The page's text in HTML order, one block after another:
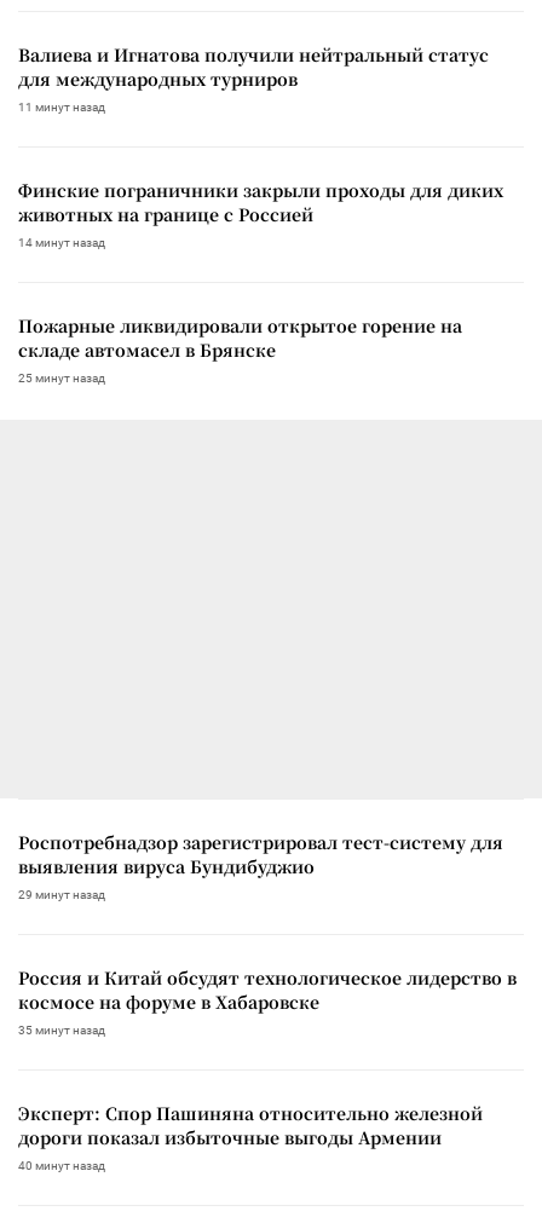
Валиева и Игнатова получили нейтральный статус
для международных турниров
11 минут назад
Финские пограничники закрыли проходы для диких
животных на границе с Россией
14 минут назад
Пожарные ликвидировали открытое горение на
складе автомасел в Брянске
25 минут назад
Роспотребнадзор зарегистрировал тест-систему для
выявления вируса Бундибуджио
29 минут назад
Россия и Китай обсудят технологическое лидерство в
космосе на форуме в Хабаровске
35 минут назад
Эксперт: Спор Пашиняна относительно железной
дороги показал избыточные выгоды Армении
40 минут назад